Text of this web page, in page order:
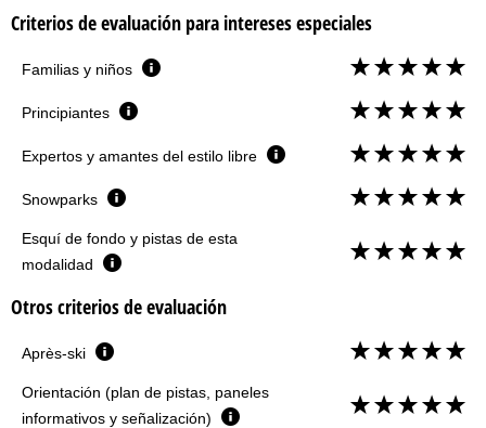
Criterios de evaluación para intereses especiales
Familias y niños
Principiantes
Expertos y amantes del estilo libre
Snowparks
Esquí de fondo y pistas de esta
modalidad
Otros criterios de evaluación
Après-ski
Orientación (plan de pistas, paneles
informativos y señalización)